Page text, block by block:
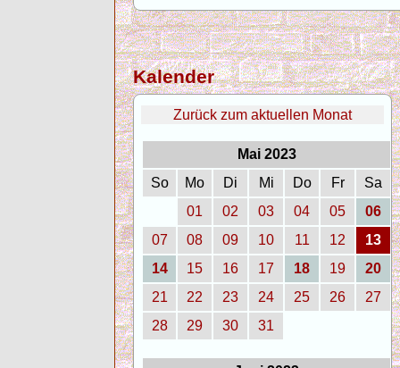
Kalender
Zurück zum aktuellen Monat
Mai 2023
So
Mo Di Mi Do Fr
Sa
01
02 03 04 05
06
07
08 09 10 11 12
13
14
15 16 17 18 19
20
21
22 23 24 25 26
27
28
29 30 31